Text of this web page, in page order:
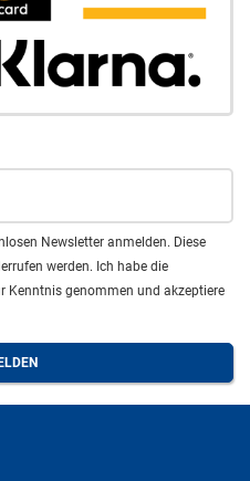
Newsletter anmelden. Diese
werden. Ich habe die
Kenntnis genommen und akzeptiere